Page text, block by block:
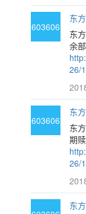
603606
东
东
余
26/
603606
东
东
期
26/
东